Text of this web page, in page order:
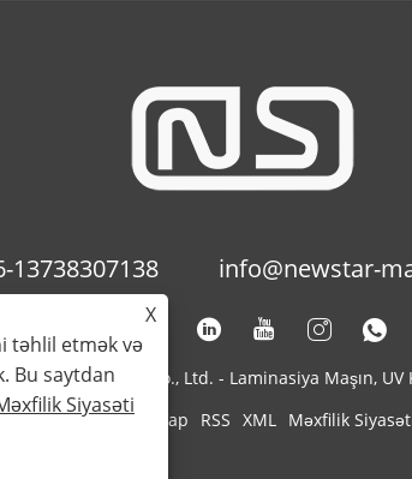
13738307138 info@newstar-
Machinery Co., Ltd. - Laminasiya Maşın,
Links Sitemap RSS XML Məxfilik
X
təhlil etmək və
Bu saytdan
Siyasəti